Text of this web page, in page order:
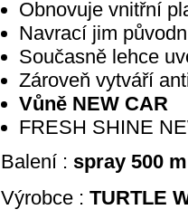
Obnovuje vnitřní
Navrací jim
Současně lehce
Zároveň vytváří
Vůně NEW CAR
FRESH SHINE
Balení : spray 500
Výrobce : TURTLE